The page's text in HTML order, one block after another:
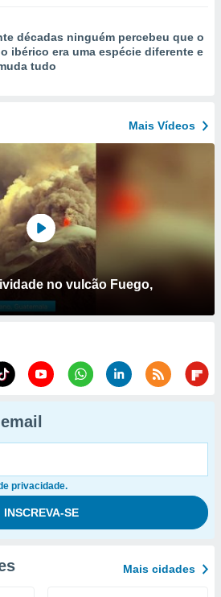
décadas ninguém percebeu que o
ibérico era uma espécie diferente e
tudo
Mais Vídeos
no vulcão Fuego,
privacidade.
Mais cidades